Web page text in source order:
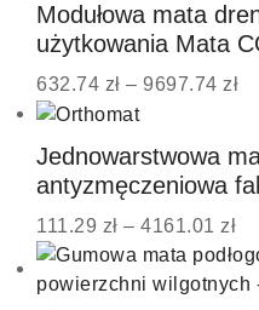
Modułowa mata
użytkowania Mata
632.74 zł – 9697.74 zł
Jednowarstwowa
antyzmęczeniowa
111.29 zł – 4161.01 zł